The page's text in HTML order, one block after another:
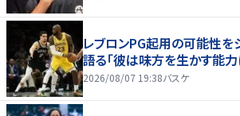
レブロンPG起用の可能性
語る「彼は味方を生かす能力
2026/08/07 19:38バスケ